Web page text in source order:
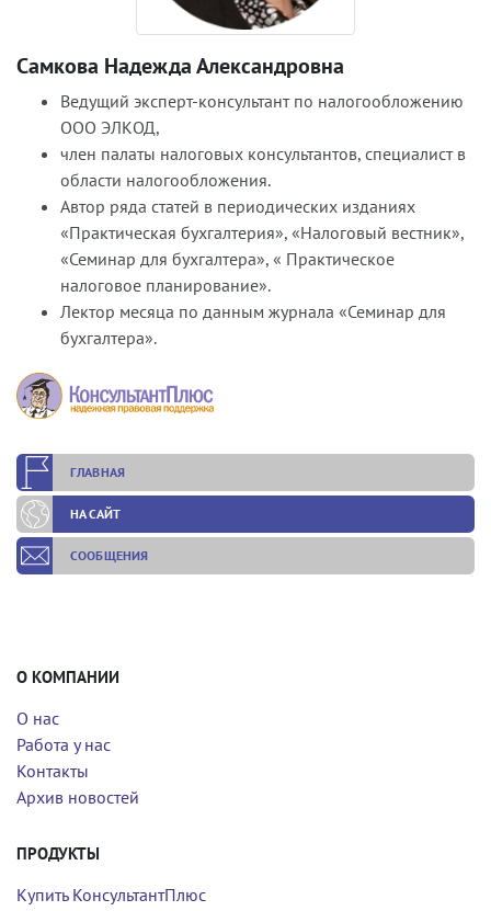
Самкова Надежда Александровна
Ведущий эксперт-консультант по налогообложению
ООО ЭЛКОД,
член палаты налоговых консультантов, специалист в
области налогообложения.
Автор ряда статей в периодических изданиях
«Практическая бухгалтерия», «Налоговый вестник»,
«Семинар для бухгалтера», « Практическое
налоговое планирование».
Лектор месяца по данным журнала «Семинар для
бухгалтера».
ГЛАВНАЯ
НА САЙТ
СООБЩЕНИЯ
О КОМПАНИИ
О нас
Работа у нас
Контакты
Архив новостей
ПРОДУКТЫ
Купить КонсультантПлюс